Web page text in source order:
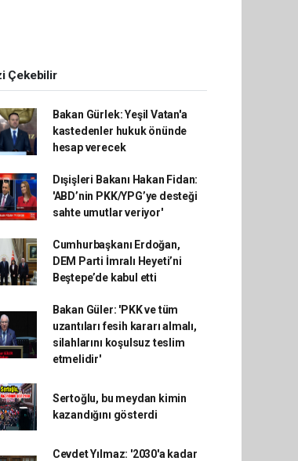
Çekebilir
Bakan Gürlek: Yeşil Vatan'a
kastedenler hukuk önünde
hesap verecek
Dışişleri Bakanı Hakan Fidan:
'ABD’nin PKK/YPG’ye desteği
sahte umutlar veriyor'
Cumhurbaşkanı Erdoğan,
DEM Parti İmralı Heyeti’ni
Beştepe’de kabul etti
Bakan Güler: 'PKK ve tüm
uzantıları fesih kararı almalı,
silahlarını koşulsuz teslim
etmelidir'
Sertoğlu, bu meydan kimin
kazandığını gösterdi
Cevdet Yılmaz: '2030'a kadar